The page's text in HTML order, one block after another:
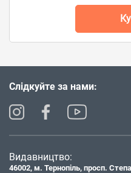
Слідкуйте за нами:
Видавництво:
46002, м. Тернопіль, просп.